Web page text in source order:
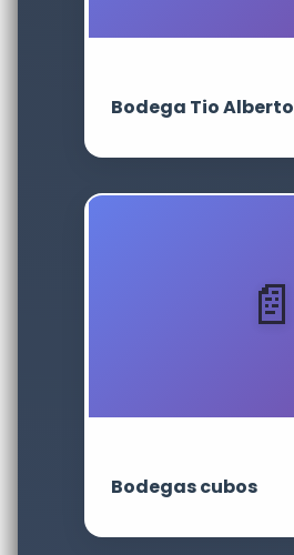
Bodega Tio Alberto
Bodegas cubos